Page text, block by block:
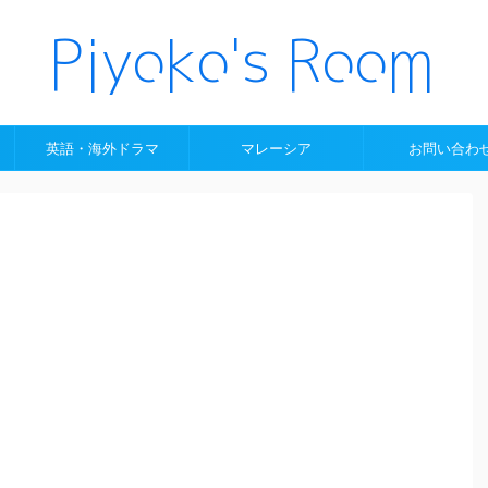
英語・海外ドラマ マレーシア お問い合わ